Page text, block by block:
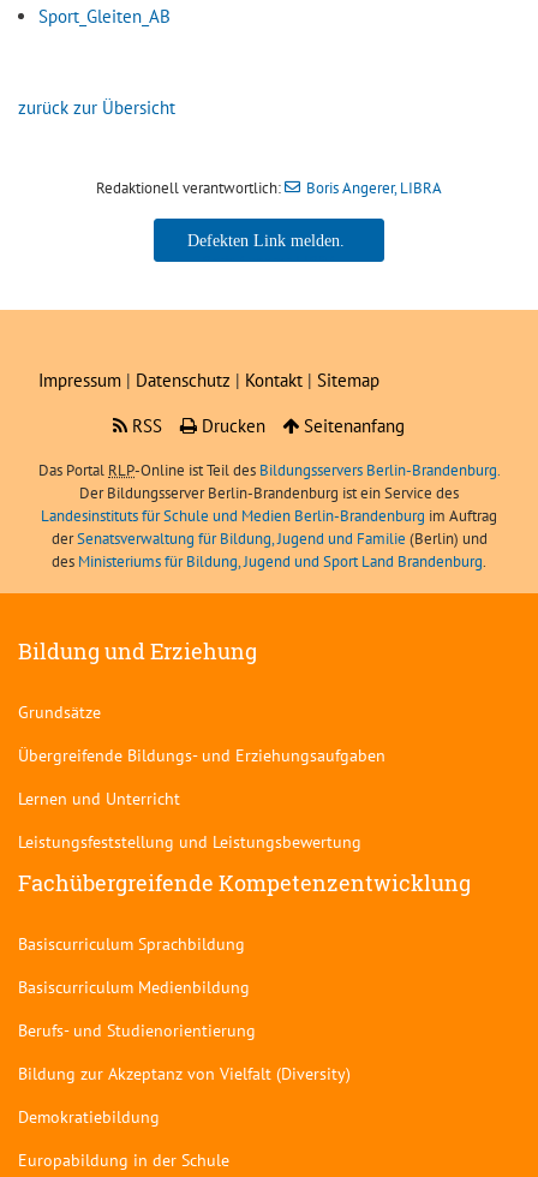
Sport_Gleiten_AB
zurück zur Übersicht
Redaktionell verantwortlich: Boris Angerer, LIBRA
Boris Angerer, LIBRA
Impressum | Datenschutz | Kontakt | Sitemap
RSS
Drucken Seitenanfang
Das Portal RLP-Online ist Teil des Bildungsservers Berlin-Brandenburg.
Der Bildungsserver Berlin-Brandenburg ist ein Service des
Landesinstituts für Schule und Medien Berlin-Brandenburg im Auftrag
derSenatsverwaltung für Bildung, Jugend und Familie (Berlin) und
des Ministeriums für Bildung, Jugend und Sport Land Brandenburg.
Bildung und Erziehung
Grundsätze
Übergreifende Bildungs- und Erziehungsaufgaben
Lernen und Unterricht
Leistungsfeststellung und Leistungsbewertung
Fachübergreifende Kompetenzentwicklung
Basiscurriculum Sprachbildung
Basiscurriculum Medienbildung
Berufs- und Studienorientierung
Bildung zur Akzeptanz von Vielfalt (Diversity)
Demokratiebildung
Europabildung in der Schule